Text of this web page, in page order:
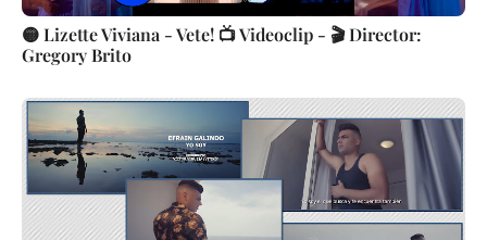
🟡 Lizette Viviana - Vete! 📺 Videoclip - 🎬 Director:
Gregory Brito